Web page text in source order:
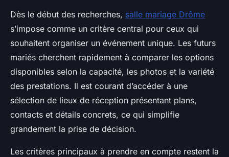
Dès le début des recherches, salle mariage Drôme
s’impose comme un critère central pour ceux qui
souhaitent organiser un événement unique. Les futurs
mariés cherchent rapidement à comparer les options
disponibles selon la capacité, les photos et la variété
des prestations. Il est courant d’accéder à une
sélection de lieux de réception présentant plans,
contacts et détails concrets, ce qui simplifie
grandement la prise de décision.
Les critères principaux à prendre en compte restent la